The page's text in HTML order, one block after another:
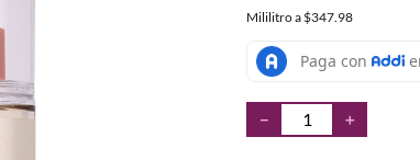
Mililitroa $347.98
＋
－